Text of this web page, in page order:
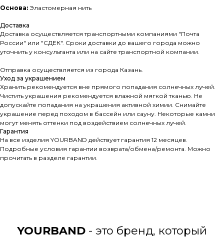
Основа: Эластомерная нить
Доставка
Доставка осуществляется транспортными компаниями "Почта
России" или "СДЕК". Сроки доставки до вашего города можно
уточнить у консультанта или на сайте транспортной компании.
Отправка осуществляется из города Казань.
Уход за украшением
Хранить рекомендуется вне прямого попадания солнечных лучей.
Чистить украшения рекомендуется влажной мягкой тканью. Не
допускайте попадания на украшения активной химии. Снимайте
украшение перед походом в бассейн или сауну. Некоторые камни
могут менять оттенки под воздействием солнечных лучей.
Гарантия
На все изделия YOURBAND действует гарантия 12 месяцев.
Подробные условия гарантии возврата/обмена/ремонта. Можно
прочитать в разделе гарантии.
YOURBAND - это бренд, который